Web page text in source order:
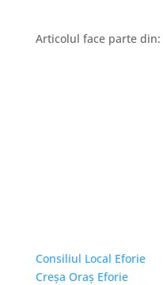
Articolul face parte din:
Consiliul Local Eforie
Creșa Oraș Eforie